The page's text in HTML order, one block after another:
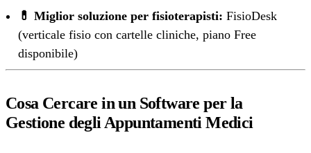
💊 Miglior soluzione per fisioterapisti: FisioDesk
(verticale fisio con cartelle cliniche, piano Free
disponibile)
Cosa Cercare in un Software per la
Gestione degli Appuntamenti Medici